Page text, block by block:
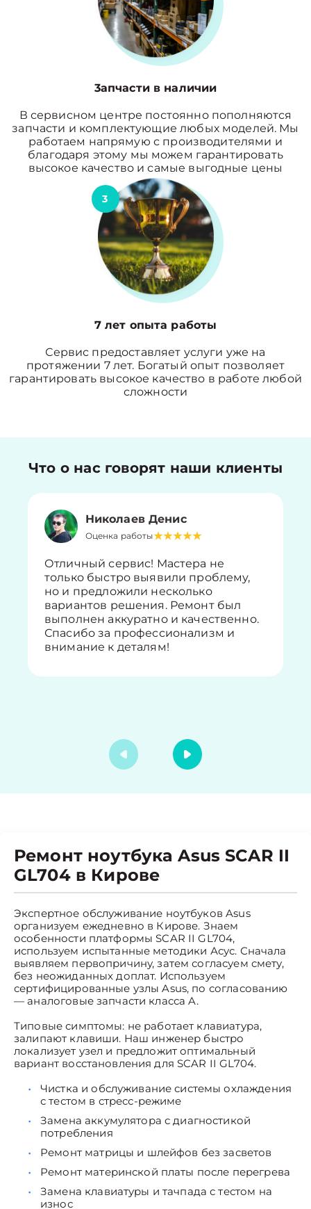
3апчасти в наличии
В сервисном центре постоянно пополняются
запчасти и комплектующие любых моделей. Мы
работаем напрямую с производителями и
благодаря этому мы можем гарантировать
высокое качество и самые выгодные цены
3
7 лет опыта работы
Сервис предоставляет услуги уже на
протяжении 7 лет. Богатый опыт позволяет
гарантировать высокое качество в работе любой
сложности
Что о нас говорят наши клиенты
Николаев Денис
Оценка работы
Отличный сервис! Мастера не
только быстро выявили проблему,
но и предложили несколько
вариантов решения. Ремонт был
выполнен аккуратно и качественно.
Спасибо за профессионализм и
внимание к деталям!
Ремонт ноутбука Asus SCAR II
GL704 в Кирове
Экспертное обслуживание ноутбуков Asus
организуем ежедневно в Кирове. Знаем
особенности платформы SCAR II GL704,
используем испытанные методики Асус. Сначала
выявляем первопричину, затем согласуем смету,
без неожиданных доплат. Используем
сертифицированные узлы Asus, по согласованию
— аналоговые запчасти класса A.
Типовые симптомы: не работает клавиатура,
залипают клавиши. Наш инженер быстро
локализует узел и предложит оптимальный
вариант восстановления для SCAR II GL704.
Чистка и обслуживание системы охлаждения
с тестом в стресс-режиме
Замена аккумулятора с диагностикой
потребления
Ремонт матрицы и шлейфов без засветов
Ремонт материнской платы после перегрева
Замена клавиатуры и тачпада с тестом на
износ